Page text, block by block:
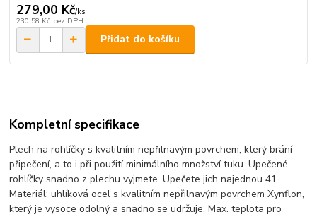
279,00 Kč/ks
230,58 Kč bez DPH
Přidat do košíku
Kompletní specifikace
Plech na rohlíčky s kvalitním nepřilnavým povrchem, který brání
připečení, a to i při použití minimálního množství tuku. Upečené
rohlíčky snadno z plechu vyjmete. Upečete jich najednou 41.
Materiál: uhlíková ocel s kvalitním nepřilnavým povrchem Xynflon,
který je vysoce odolný a snadno se udržuje. Max. teplota pro